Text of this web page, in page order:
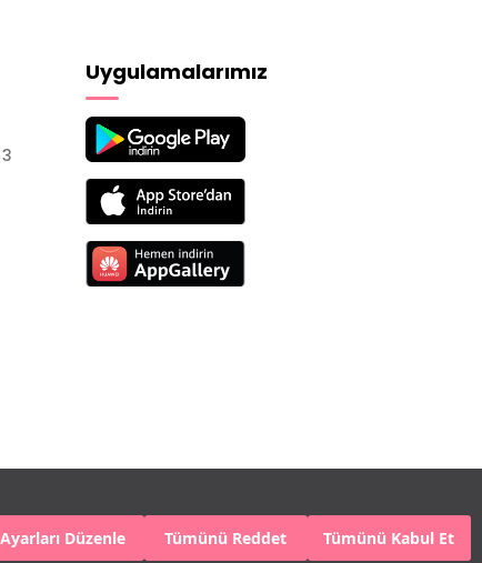
Ayarları Düzenle Tümünü Reddet Tümünü Kabul Et
Uygulamalarımız